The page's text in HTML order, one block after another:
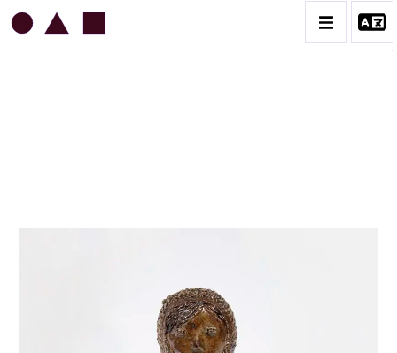
BESTIAIRE
BOUQUETIÈRES
CÉRAMIQUE ARCHITECTURALE